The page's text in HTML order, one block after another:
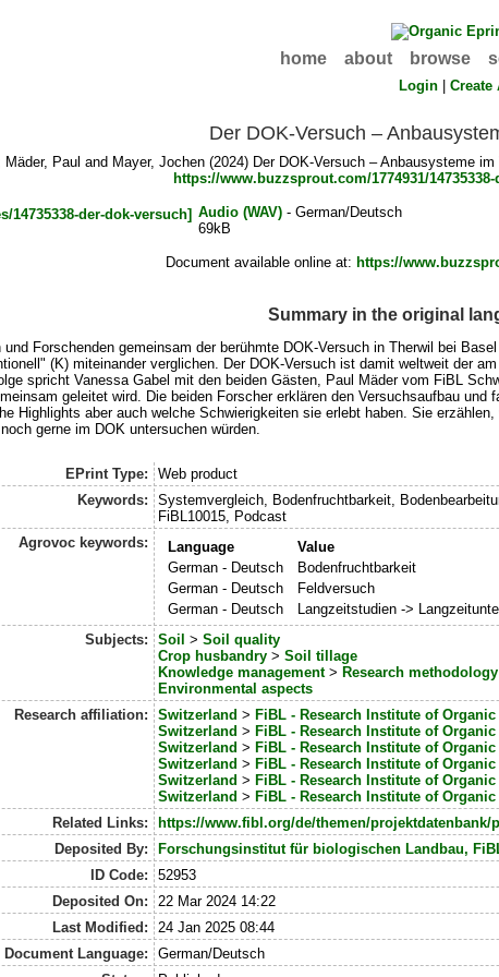
home about browse
Login |Create
Der DOK-Versuch –
Mäder, Paul and Mayer, Jochen(2024) Der DOK-Versuch – Anbausysteme
https://www.buzzsprout.com/1774931/
Audio (WAV)- German/Deutsch
69kB
Document available online at: https://
Summary in the original
und Forschenden gemeinsam der berühmte DOK-Versuch in Therwil bei
(K) miteinander verglichen. Der DOK-Versuch ist damit weltweit der
spricht Vanessa Gabel mit den beiden Gästen, Paul Mäder vom FiBL
geleitet wird. Die beiden Forscher erklären den Versuchsaufbau
Highlights aber auch welche Schwierigkeiten sie erlebt haben. Sie
gerne im DOK untersuchen würden.
EPrint Type:
Web product
Keywords:
Systemvergleich, Bodenfruchtbarkeit,
FiBL10015, Podcast
Agrovoc keywords:
Language Value
German - Deutsch
Bodenfruchtbarkeit
German - Deutsch
Feldversuch
German - Deutsch
Langzeitstudien ->
Subjects:
Soil >Soil quality
Crop husbandry >Soil tillage
Knowledge management> Research
Environmental aspects
Research affiliation:
Switzerland > FiBL - Research Institute of
Switzerland > FiBL - Research Institute of
Switzerland > FiBL - Research Institute of
Switzerland > FiBL - Research Institute of
Switzerland > FiBL - Research Institute of
Switzerland > FiBL - Research Institute of
Related Links:
https://www.fibl.org/de/themen/projektdatenbank/
Deposited By:
Forschungsinstitut für biologischen Landbau,
ID Code:
52953
Deposited On:
22 Mar 2024 14:22
Last Modified:
24 Jan 2025 08:44
Document Language:
German/Deutsch